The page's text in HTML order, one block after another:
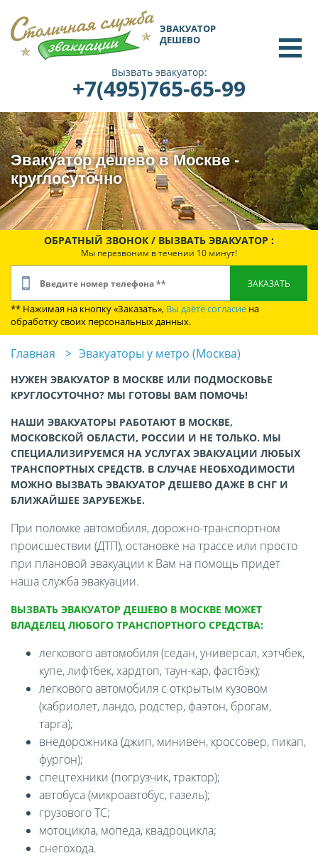
ЭВАКУАТОР
ДЕШЕВО
Вызвать эвакуатор:
+7(495)765-65-99
Эвакуатор дешево в Москве -
круглосуточно
ОБРАТНЫЙ ЗВОНОК / ВЫЗВАТЬ ЭВАКУАТОР :
Мы перезвоним в течении 10 минут!
** Нажимая на кнопку «Заказать», Вы даёте согласие на
обработку своих персональных данных.
Главная Эвакуаторы у метро (Москва)
НУЖЕН ЭВАКУАТОР В МОСКВЕ ИЛИ ПОДМОСКОВЬЕ
КРУГЛОСУТОЧНО? МЫ ГОТОВЫ ВАМ ПОМОЧЬ!
НАШИ ЭВАКУАТОРЫ РАБОТАЮТ В МОСКВЕ,
МОСКОВСКОЙ ОБЛАСТИ, РОССИИ И НЕ ТОЛЬКО. МЫ
СПЕЦИАЛИЗИРУЕМСЯ НА УСЛУГАХ ЭВАКУАЦИИ ЛЮБЫХ
ТРАНСПОРТНЫХ СРЕДСТВ. В СЛУЧАЕ НЕОБХОДИМОСТИ
МОЖНО ВЫЗВАТЬ ЭВАКУАТОР ДЕШЕВО ДАЖЕ В СНГ И
БЛИЖАЙШЕЕ ЗАРУБЕЖЬЕ.
При поломке автомобиля, дорожно-транспортном
происшествии (ДТП), остановке на трассе или просто
при плановой эвакуации к Вам на помощь придет
наша служба эвакуации.
ВЫЗВАТЬ ЭВАКУАТОР ДЕШЕВО В МОСКВЕ МОЖЕТ
ВЛАДЕЛЕЦ ЛЮБОГО ТРАНСПОРТНОГО СРЕДСТВА:
легкового автомобиля (седан, универсал, хэтчбек,
купе, лифтбек, хардтоп, таун-кар, фастбэк);
легкового автомобиля с открытым кузовом
(кабриолет, ландо, родстер, фаэтон, брогам,
тарга);
внедорожника (джип, минивен, кроссовер, пикап,
фургон);
спецтехники (погрузчик, трактор);
автобуса (микроавтобус, газель);
грузового ТС;
мотоцикла, мопеда, квадроцикла;
снегохода.